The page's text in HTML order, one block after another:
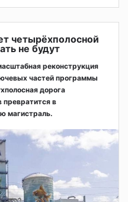
четырёхполосной
не будут
реконструкция
частей программы
дорога
в
магистраль.